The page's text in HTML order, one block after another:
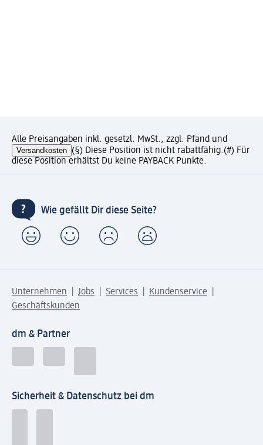
Alle Preisangaben inkl. gesetzl. MwSt., zzgl. Pfand und
Versandkosten (§) Diese Position ist nicht rabattfähig.(#) Für
diese Position erhältst Du keine PAYBACK Punkte.
Wie gefällt Dir diese Seite?
Unternehmen Jobs Services
Kundenservice
Geschäftskunden
dm & Partner
Sicherheit & Datenschutz bei dm